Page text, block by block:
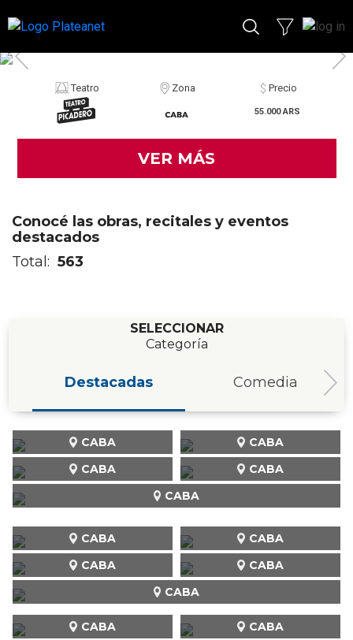
Teatro Zona Precio
55.000 ARS
VER MÁS
Conocé las obras, recitales y eventos
destacados
Total: 563
SELECCIONAR
Categoría
Destacadas Comedia
CABA
CABA
CABA
CABA
CABA
CABA CABA
CABA
CABA CABA
CABA CABA